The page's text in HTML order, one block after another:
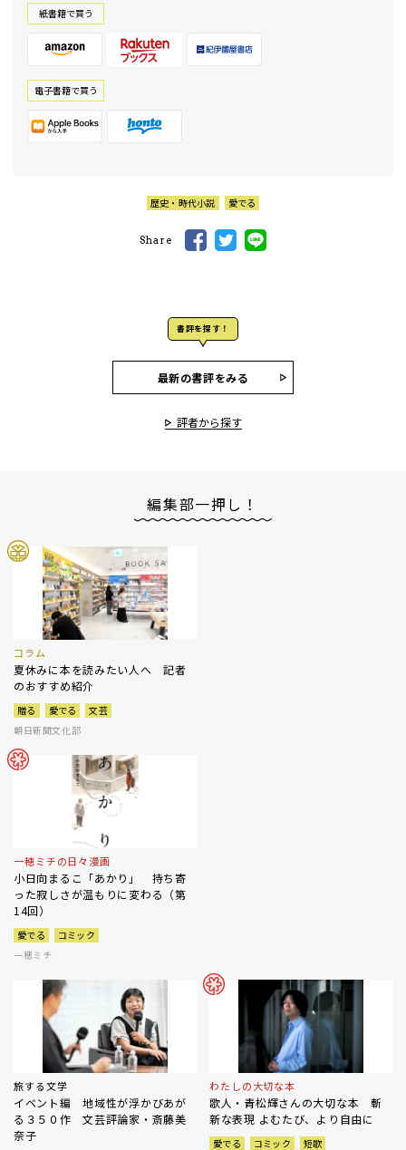
紙書籍で買う
電⼦書籍で買う
歴史・時代小説 愛でる
Share
書評を探す！
最新の書評をみる
評者から探す
編集部一押し！
コラム
夏休みに本を読みたい人へ 記者
のおすすめ紹介
贈る 愛でる
文芸
朝日新聞文化部
一穂ミチの日々漫画
小日向まるこ「あかり」 持ち寄
った寂しさが温もりに変わる（第
14回）
愛でる
コミック
一穂ミチ
旅する文学
イベント編 地域性が浮かびあが
る３５０作 文芸評論家・斎藤美
奈子
わたしの大切な本
歌人・青松輝さんの大切な本 斬
新な表現 よむたび、より自由に
愛でる コミック 短歌